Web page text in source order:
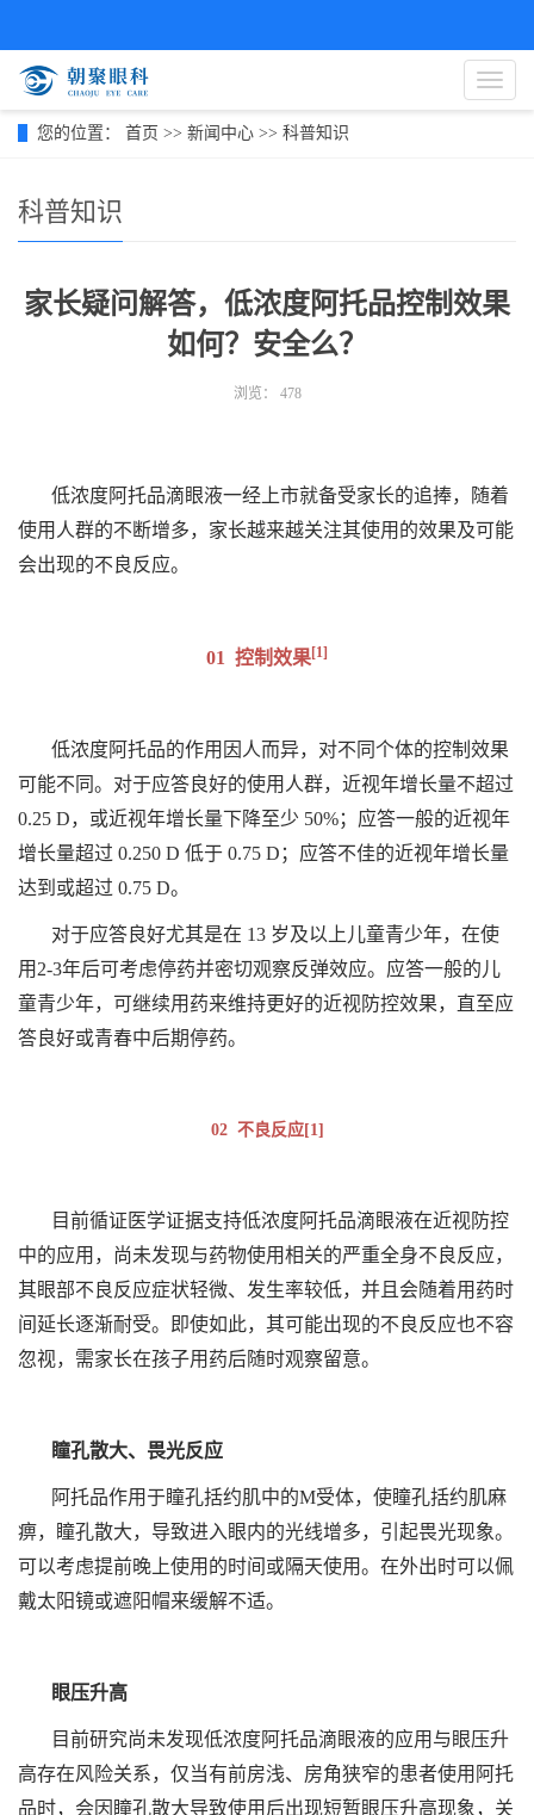
导
航
您的位置： 首页 >> 新闻中心 >> 科普知识
科普知识
家长疑问解答，低浓度阿托品控制效果
如何？安全么？
浏览： 478
低浓度阿托品滴眼液一经上市就备受家长的追捧，随着
使用人群的不断增多，家长越来越关注其使用的效果及可能
会出现的不良反应。
01 控制效果[1]
低浓度阿托品的作用因人而异，对不同个体的控制效果
可能不同。对于应答良好的使用人群，近视年增长量不超过
0.25 D，或近视年增长量下降至少 50%；应答一般的近视年
增长量超过 0.250 D 低于 0.75 D；应答不佳的近视年增长量
达到或超过 0.75 D。
对于应答良好尤其是在 13 岁及以上儿童青少年，在使
用2-3年后可考虑停药并密切观察反弹效应。应答一般的儿
童青少年，可继续用药来维持更好的近视防控效果，直至应
答良好或青春中后期停药。
02 不良反应[1]
目前循证医学证据支持低浓度阿托品滴眼液在近视防控
中的应用，尚未发现与药物使用相关的严重全身不良反应，
其眼部不良反应症状轻微、发生率较低，并且会随着用药时
间延长逐渐耐受。即使如此，其可能出现的不良反应也不容
忽视，需家长在孩子用药后随时观察留意。
瞳孔散大、畏光反应
阿托品作用于瞳孔括约肌中的M受体，使瞳孔括约肌麻
痹，瞳孔散大，导致进入眼内的光线增多，引起畏光现象。
可以考虑提前晚上使用的时间或隔天使用。在外出时可以佩
戴太阳镜或遮阳帽来缓解不适。
眼压升高
目前研究尚未发现低浓度阿托品滴眼液的应用与眼压升
高存在风险关系，仅当有前房浅、房角狭窄的患者使用阿托
品时，会因瞳孔散大导致使用后出现短暂眼压升高现象，关